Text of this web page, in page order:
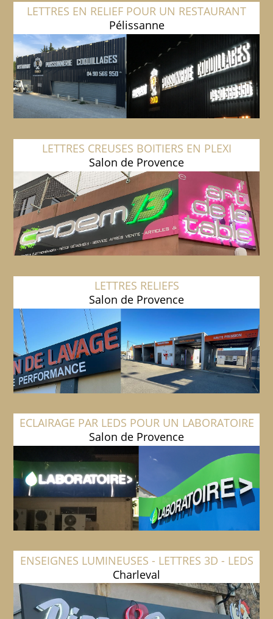
LETTRES EN RELIEF POUR UN RESTAURANT
Pélissanne
LETTRES CREUSES BOITIERS EN PLEXI
Salon de Provence
LETTRES RELIEFS
Salon de Provence
ECLAIRAGE PAR LEDS POUR UN LABORATOIRE
Salon de Provence
ENSEIGNES LUMINEUSES - LETTRES 3D - LEDS
Charleval